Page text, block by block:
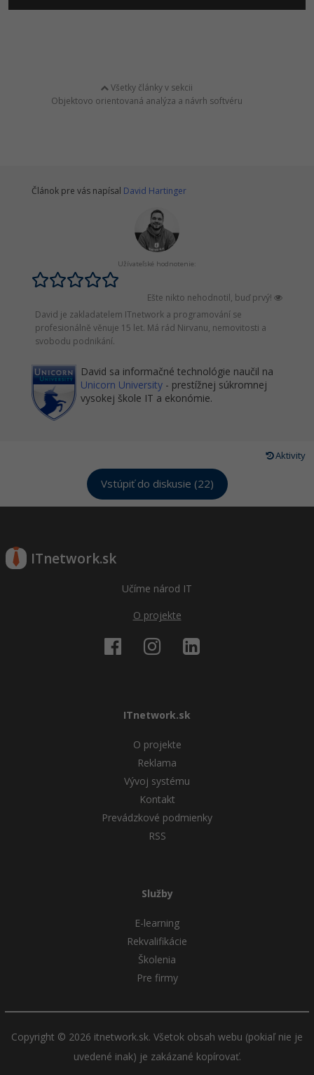
Všetky články v sekcii
Objektovo orientovaná analýza a návrh softvéru
Článok pre vás napísal David Hartinger
Užívateľské hodnotenie:
Ešte nikto nehodnotil, buď prvý!
David je zakladatelem ITnetwork a programování se
profesionálně věnuje 15 let. Má rád Nirvanu, nemovitosti a
svobodu podnikání.
David sa informačné technológie naučil na
Unicorn University - prestížnej súkromnej
vysokej škole IT a ekonómie.
Aktivity
Vstúpiť do diskusie (22)
ITnetwork.sk
Učíme národ IT
O projekte
ITnetwork.sk
O projekte
Reklama
Vývoj systému
Kontakt
Prevádzkové podmienky
RSS
Služby
E-learning
Rekvalifikácie
Školenia
Pre firmy
Copyright © 2026 itnetwork.sk. Všetok obsah webu (pokiaľ nie je
uvedené inak) je zakázané kopírovať.